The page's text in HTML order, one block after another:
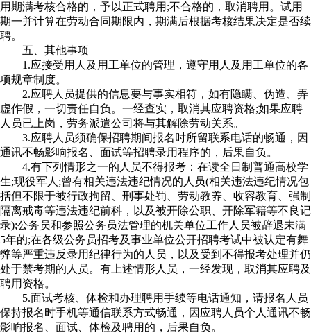
用期满考核合格的，予以正式聘用;不合格的，取消聘用。试用
期一并计算在劳动合同期限内，期满后根据考核结果决定是否续
聘。
五、其他事项
1.应接受用人及用工单位的管理，遵守用人及用工单位的各
项规章制度。
2.应聘人员提供的信息要与事实相符，如有隐瞒、伪造、弄
虚作假，一切责任自负。一经查实，取消其应聘资格;如果应聘
人员已上岗，劳务派遣公司将与其解除劳动关系。
3.应聘人员须确保招聘期间报名时所留联系电话的畅通，因
通讯不畅影响报名、面试等招聘录用程序的，后果自负。
4.有下列情形之一的人员不得报考：在读全日制普通高校学
生;现役军人;曾有相关违法违纪情况的人员(相关违法违纪情况包
括但不限于被行政拘留、刑事处罚、劳动教养、收容教育、强制
隔离戒毒等违法违纪前科，以及被开除公职、开除军籍等不良记
录);公务员和参照公务员法管理的机关单位工作人员被辞退未满
5年的;在各级公务员招考及事业单位公开招聘考试中被认定有舞
弊等严重违反录用纪律行为的人员，以及受到不得报考处理并仍
处于禁考期的人员。有上述情形人员，一经发现，取消其应聘及
聘用资格。
5.面试考核、体检和办理聘用手续等电话通知，请报名人员
保持报名时手机等通信联系方式畅通，因应聘人员个人通讯不畅
影响报名、面试、体检及聘用的，后果自负。